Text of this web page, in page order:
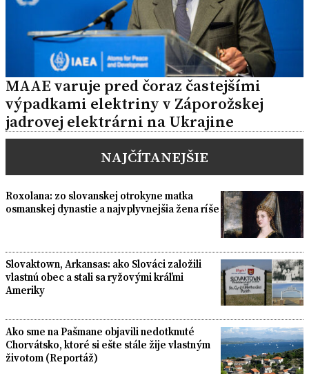
MAAE varuje pred čoraz častejšími
výpadkami elektriny v Záporožskej
jadrovej elektrárni na Ukrajine
NAJČÍTANEJŠIE
Roxolana: zo slovanskej otrokyne matka
osmanskej dynastie a najvplyvnejšia žena ríše
Slovaktown, Arkansas: ako Slováci založili
vlastnú obec a stali sa ryžovými kráľmi
Ameriky
Ako sme na Pašmane objavili nedotknuté
Chorvátsko, ktoré si ešte stále žije vlastným
životom (Reportáž)